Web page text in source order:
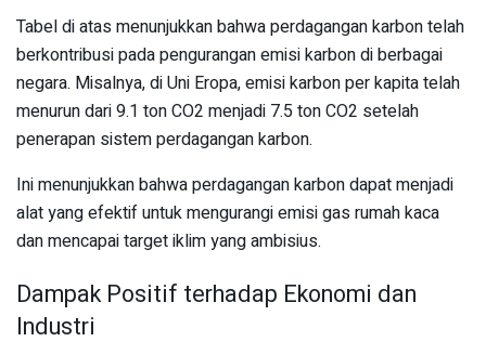
Tabel di atas menunjukkan bahwa perdagangan karbon telah
berkontribusi pada pengurangan emisi karbon di berbagai
negara. Misalnya, di Uni Eropa, emisi karbon per kapita telah
menurun dari 9.1 ton CO2 menjadi 7.5 ton CO2 setelah
penerapan sistem perdagangan karbon.
Ini menunjukkan bahwa perdagangan karbon dapat menjadi
alat yang efektif untuk mengurangi emisi gas rumah kaca
dan mencapai target iklim yang ambisius.
Dampak Positif terhadap Ekonomi dan
Industri